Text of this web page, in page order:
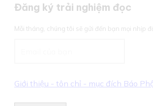
Đăng ký trải nghiệm đọc
Mỗi tháng, chúng tôi sẽ gửi đến bạn mọi nhịp
Giới thiệu - tôn chỉ - mục đích Báo